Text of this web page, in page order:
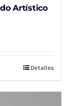
Artístico
Detalles